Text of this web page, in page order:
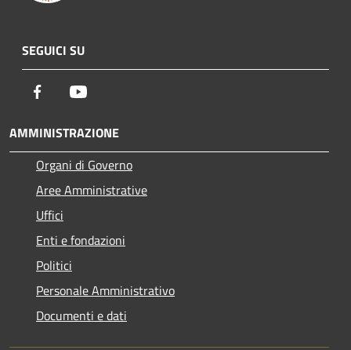
SEGUICI SU
Facebook
AMMINISTRAZIONE
Organi di Governo
Aree Amministrative
Uffici
Enti e fondazioni
Politici
Personale Amministrativo
Documenti e dati